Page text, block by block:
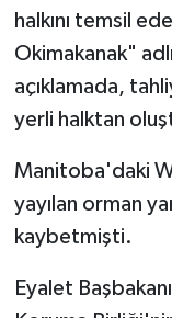
halkını temsil
Okimakanak"
açıklamada,
yerli halktan
Manitoba'daki
yayılan orman
kaybetmişti.
Eyalet